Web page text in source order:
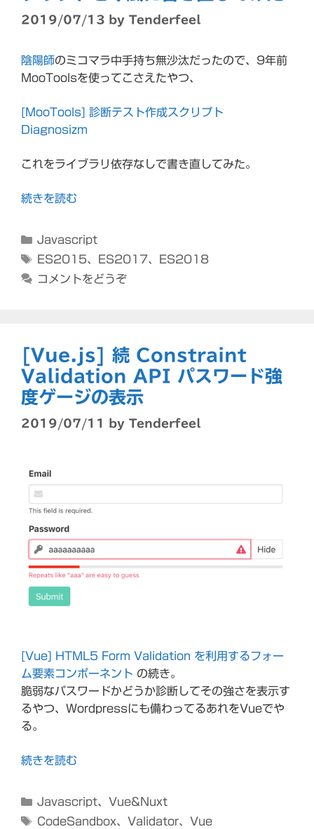
2019/07/13 by Tenderfeel
陰陽師のミコマラ中手持ち無沙汰だったので、9年前
MooToolsを使ってこさえたやつ、
[MooTools] 診断テスト作成スクリプト
Diagnosizm
これをライブラリ依存なしで書き直してみた。
続きを読む
カ
テ
Javascript
タ
グ
ES2015、 ES2017、
ES2018
コメントをどうぞ
[Vue.js] 続 Constraint
Validation API パスワード強
度ゲージの表示
2019/07/11 by Tenderfeel
[Vue] HTML5 Form Validation を利用するフォー
ム要素コンポーネント の続き。
脆弱なパスワードかどうか診断してその強さを表示す
るやつ、Wordpressにも備わってるあれをVueでや
る。
続きを読む
カ
テ
Javascript、 Vue&Nuxt
タ
CodeSandbox、 Validator、 Vue